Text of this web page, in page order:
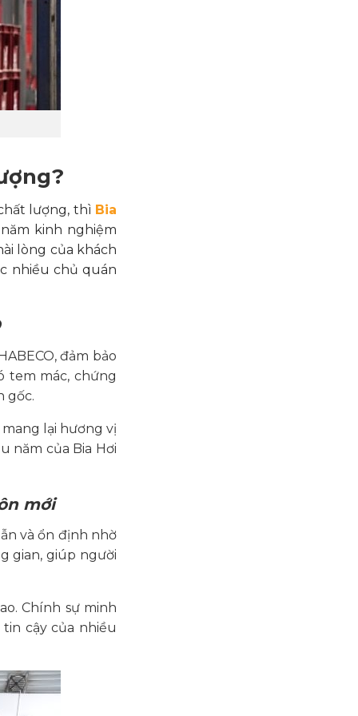
lượng, thì Bia
kinh nghiệm
lòng của khách
nhiều chủ quán
đảm bảo
tem mác, chứng
gốc.
lại hương vị
năm của Bia Hơi
mới
và ổn định nhờ
gian, giúp người
Chính sự minh
cậy của nhiều